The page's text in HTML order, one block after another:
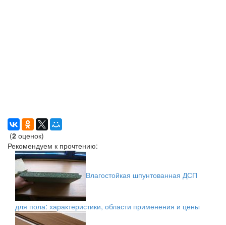
(2 оценок)
Рекомендуем к прочтению:
Влагостойкая шпунтованная ДСП
для пола: характеристики, области применения и цены